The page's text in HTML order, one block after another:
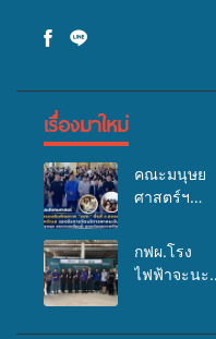
เรื่องมาใหม่
คณะมนุษย
ศาสตร์ฯ
จัดอบรมเสริม
ศักยภาพ
กองทุน
กฟผ.โรง
ไฟฟ้าจะนะ